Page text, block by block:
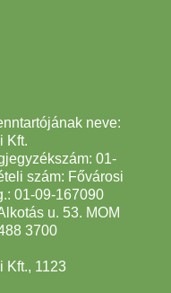
neve:
Kft.
01-
szám: Fővárosi
01-09-167090
u. 53. MOM
3700
Kft., 1123